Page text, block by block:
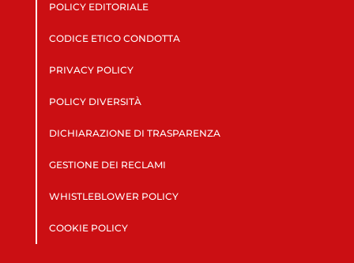
POLICY EDITORIALE
CODICE ETICO CONDOTTA
PRIVACY POLICY
POLICY DIVERSITÀ
DICHIARAZIONE DI TRASPARENZA
GESTIONE DEI RECLAMI
WHISTLEBLOWER POLICY
COOKIE POLICY